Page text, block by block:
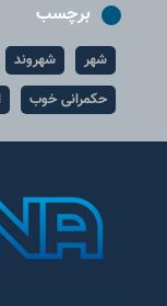
برچسب
شهر شهروند
حکمرانی خوب